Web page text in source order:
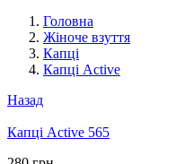
Головна
Жіноче взуття
Капці
Капці Active
Назад
Капці Active 565